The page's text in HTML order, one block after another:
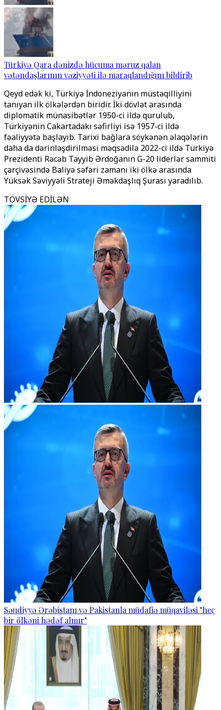
Türkiyə Qara dənizdə hücuma məruz qalan
vətəndaşlarının vəziyyəti ilə maraqlandığını bildirib
Qeyd edək ki, Türkiyə İndoneziyanın müstəqilliyini
tanıyan ilk ölkələrdən biridir. İki dövlət arasında
diplomatik münasibətlər 1950-ci ildə qurulub,
Türkiyənin Cakartadakı səfirliyi isə 1957-ci ildə
fəaliyyətə başlayıb. Tarixi bağlara söykənən əlaqələrin
daha da dərinləşdirilməsi məqsədilə 2022-ci ildə Türkiyə
Prezidenti Rəcəb Tayyib Ərdoğanın G-20 liderlər sammiti
çərçivəsində Baliyə səfəri zamanı iki ölkə arasında
Yüksək Səviyyəli Strateji Əməkdaşlıq Şurası yaradılıb.
TÖVSİYƏ EDİLƏN
Səudiyyə Ərəbistanı və Pakistanla müdafiə müqaviləsi "heç
bir ölkəni hədəf almır"